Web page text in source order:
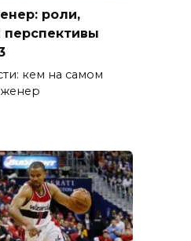
роли,
перспективы
кем на самом